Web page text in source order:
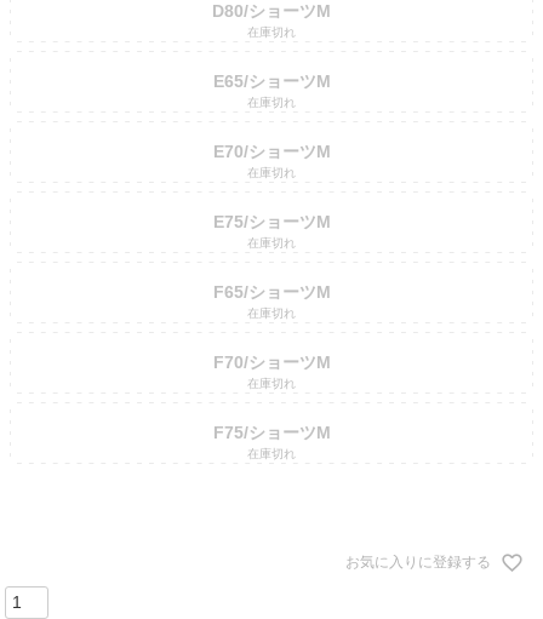
D80/ショーツM
在庫切れ
E65/ショーツM
在庫切れ
E70/ショーツM
在庫切れ
E75/ショーツM
在庫切れ
F65/ショーツM
在庫切れ
F70/ショーツM
在庫切れ
F75/ショーツM
在庫切れ
お気に入りに登録する